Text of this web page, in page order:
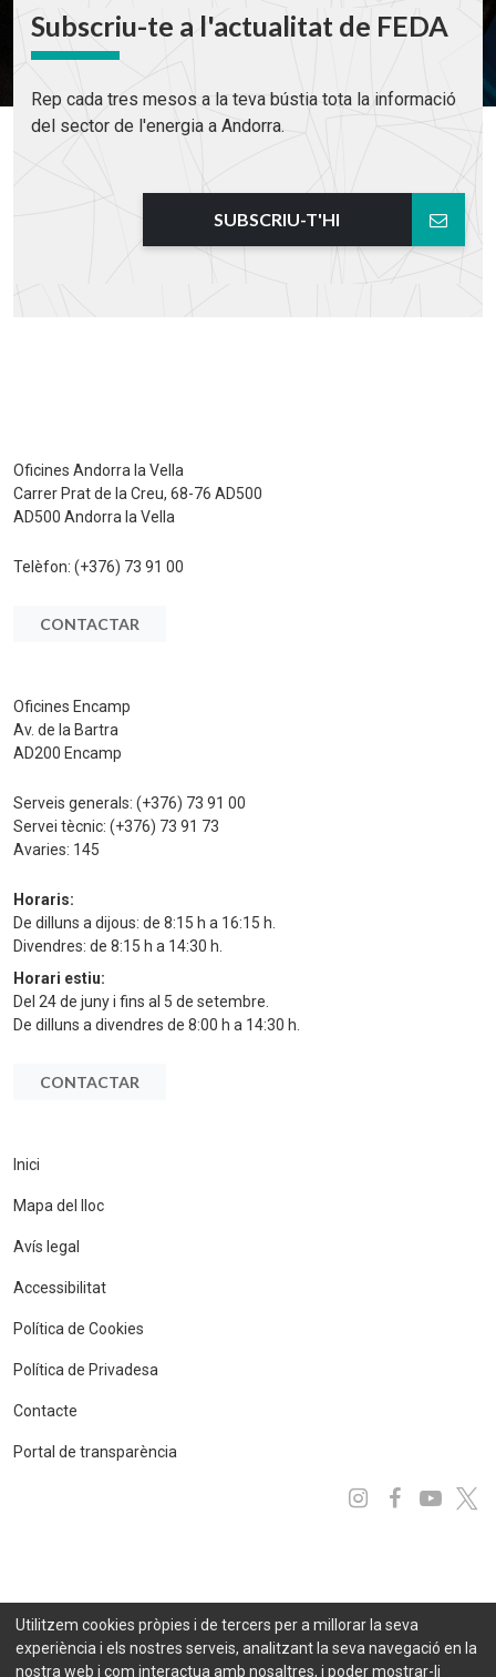
Subscriu-te a l'actualitat de FEDA
Rep cada tres mesos a la teva bústia tota la informació
del sector de l'energia a Andorra.
SUBSCRIU-T'HI
Oficines Andorra la Vella
Carrer Prat de la Creu, 68-76 AD500
AD500 Andorra la Vella
Telèfon: (+376) 73 91 00
CONTACTAR
Oficines Encamp
Av. de la Bartra
AD200 Encamp
Serveis generals: (+376) 73 91 00
Servei tècnic: (+376) 73 91 73
Avaries: 145
Horaris:
De dilluns a dijous: de 8:15 h a 16:15 h.
Divendres: de 8:15 h a 14:30 h.
Horari estiu:
Del 24 de juny i fins al 5 de setembre.
De dilluns a divendres de 8:00 h a 14:30 h.
CONTACTAR
Inici
Mapa del lloc
Avís legal
Accessibilitat
Política de Cookies
Política de Privadesa
Contacte
Portal de transparència
Instagram
Utilitzem cookies pròpies i de tercers per a millorar la seva
experiència i els nostres serveis, analitzant la seva navegació en la
nostra web i com interactua amb nosaltres, i poder mostrar-li